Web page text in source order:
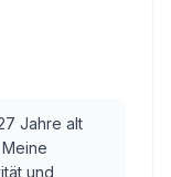
Jahre alt
und